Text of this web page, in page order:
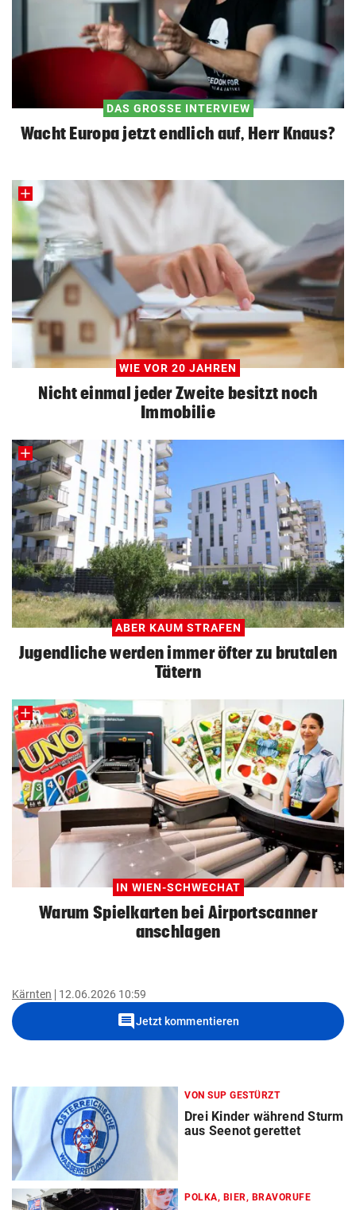
DAS GROSSE INTERVIEW
Wacht Europa jetzt endlich auf, Herr Knaus?
WIE VOR 20 JAHREN
Nicht einmal jeder Zweite besitzt noch
Immobilie
ABER KAUM STRAFEN
Jugendliche werden immer öfter zu brutalen
Tätern
IN WIEN-SCHWECHAT
Warum Spielkarten bei Airportscanner
anschlagen
Kärnten 12.06.2026 10:59
commentJetzt kommentieren
VON SUP GESTÜRZT
Drei Kinder während Sturm
aus Seenot gerettet
POLKA, BIER, BRAVORUFE